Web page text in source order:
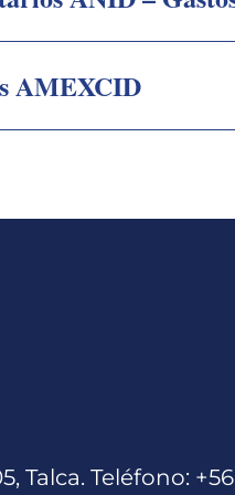
AMEXCID
Talca. Teléfono: +56